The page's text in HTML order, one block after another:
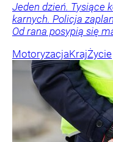
Jeden dzień. Tysiące
karnych. Policja
Od rana posypią się
MotoryzacjaKrajŻycie